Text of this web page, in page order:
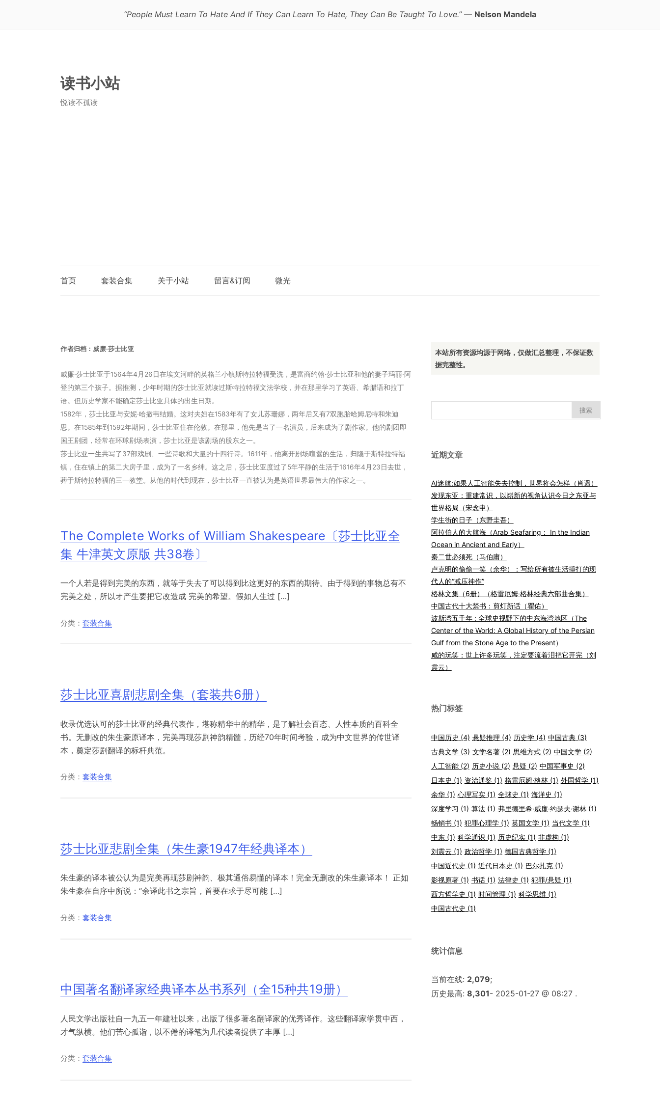
“People Must Learn To Hate And If They Can Learn To Hate, They Can Be Taught To Love.”— Nelson Mandela
读书小站
悦读不孤读
首页 套装合集 关于小站 留言&订阅 微光
作者归档： 威廉·莎士比亚
威廉·莎士比亚于1564年4月26日在埃文河畔的英格兰小镇斯特拉特福受洗，是富商约翰·莎士比亚和他的妻子玛丽·阿
登的第三个孩子。据推测，少年时期的莎士比亚就读过斯特拉特福文法学校，并在那里学习了英语、希腊语和拉丁
语。但历史学家不能确定莎士比亚具体的出生日期。
1582年，莎士比亚与安妮·哈撤韦结婚。这对夫妇在1583年有了女儿苏珊娜，两年后又有7双胞胎哈姆尼特和朱迪
思。在1585年到1592年期间，莎士比亚住在伦敦。在那里，他先是当了一名演员，后来成为了剧作家。他的剧团即
国王剧团，经常在环球剧场表演，莎士比亚是该剧场的股东之一。
莎士比亚一生共写了37部戏剧、一些诗歌和大量的十四行诗。1611年，他离开剧场喧嚣的生活，归隐于斯特拉特福
镇，住在镇上的第二大房子里，成为了一名乡绅。这之后，莎士比亚度过了5年平静的生活于1616年4月23日去世，
葬于斯特拉特福的三一教堂。从他的时代到现在，莎士比亚一直被认为是英语世界最伟大的作家之一。
The Complete Works of William Shakespeare〔莎士比亚全
集 牛津英文原版 共38卷〕
一个人若是得到完美的东西，就等于失去了可以得到比这更好的东西的期待。由于得到的事物总有不
完美之处，所以オ产生要把它改造成 完美的希望。假如人生过 […]
分类：套装合集
莎士比亚喜剧悲剧全集（套装共6册）
收录优选认可的莎士比亚的经典代表作，堪称精华中的精华，是了解社会百态、人性本质的百科全
书。无删改的朱生豪原译本，完美再现莎剧神韵精髓，历经70年时间考验，成为中文世界的传世译
本，奠定莎剧翻译的标杆典范。
分类：套装合集
莎士比亚悲剧全集（朱生豪1947年经典译本）
朱生豪的译本被公认为是完美再现莎剧神韵、极其通俗易懂的译本！完全无删改的朱生豪译本！ 正如
朱生豪在自序中所说：“余译此书之宗旨，首要在求于尽可能 […]
分类：套装合集
中国著名翻译家经典译本丛书系列（全15种共19册）
人民文学出版社自一九五一年建社以来，出版了很多著名翻译家的优秀译作。这些翻译家学贯中西，
才气纵横。他们苦心孤诣，以不倦的译笔为几代读者提供了丰厚 […]
分类：套装合集
本站所有资源均源于网络，仅做汇总整理，不保证数
据完整性。
索：
近期文章
AI迷航:如果人工智能失去控制，世界将会怎样（肖遥）
发现东亚：重建常识，以崭新的视角认识今日之东亚与
世界格局（宋念申）
学生街的日子（东野圭吾）
阿拉伯人的大航海（Arab Seafaring： In the Indian
Ocean in Ancient and Early）
秦二世必须死（马伯庸）
卢克明的偷偷一笑（余华）：写给所有被生活捶打的现
代人的“减压神作”
格林文集（6册）（格雷厄姆·格林经典六部曲合集）
中国古代十大禁书：剪灯新话（瞿佑）
波斯湾五千年 : 全球史视野下的中东海湾地区（The
Center of the World: A Global History of the Persian
Gulf from the Stone Age to the Present）
咸的玩笑：世上许多玩笑，注定要流着泪把它开完（刘
震云）
热门标签
中国历史 (4) 悬疑推理 (4) 历史学(4) 中国古典(3)
古典文学(3) 文学名著(2) 思维方式(2) 中国文学(2)
人工智能(2) 历史小说(2) 悬疑 (2) 中国军事史 (2)
日本史 (1) 资治通鉴(1) 格雷厄姆·格林(1) 外国哲学(1)
余华(1) 心理写实(1) 全球史 (1) 海洋史 (1)
深度学习 (1) 算法(1) 弗里德里希·威廉·约瑟夫·谢林(1)
畅销书 (1) 犯罪心理学(1) 英国文学(1) 当代文学(1)
中东(1) 科学通识 (1) 历史纪实(1) 非虚构 (1)
刘震云 (1) 政治哲学(1) 德国古典哲学(1)
中国近代史 (1) 近代日本史 (1) 巴尔扎克(1)
影视原著(1) 书话(1) 法律史 (1) 犯罪/悬疑 (1)
西方哲学史 (1) 时间管理 (1) 科学思维(1)
中国古代史 (1)
统计信息
当前在线: 2,079;
历史最高: 8,301- 2025-01-27 @ 08:27 .